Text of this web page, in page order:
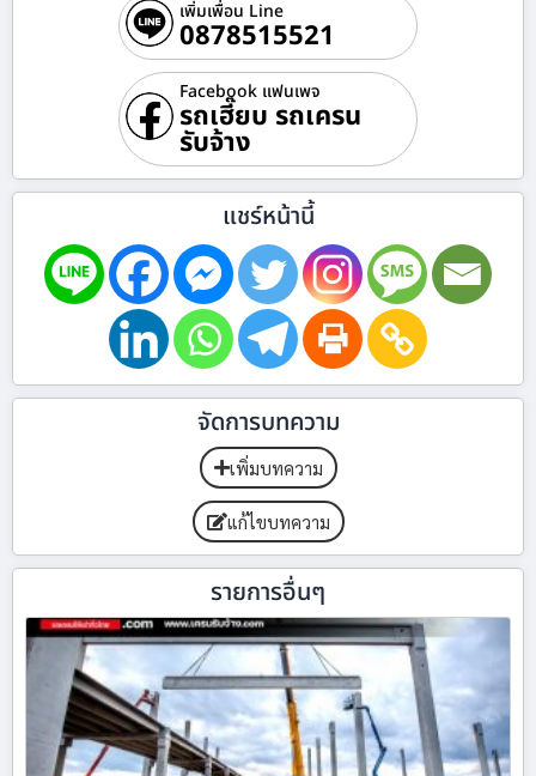
เพิ่มเพื่อน Line
0878515521
Facebook แฟนเพจ
รถเฮี๊ยบ รถเครน
รับจ้าง
แชร์หน้านี้
จัดการบทความ
เพิ่มบทความ
แก้ไขบทความ
รายการอื่นๆ